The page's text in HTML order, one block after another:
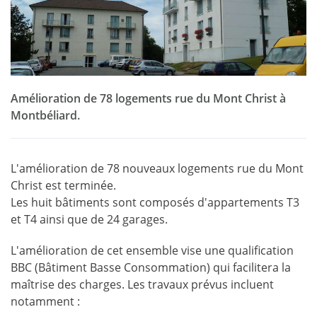
Amélioration de 78 logements rue du Mont Christ à
Montbéliard.
L'amélioration de 78 nouveaux logements rue du Mont
Christ est terminée.
Les huit bâtiments sont composés d'appartements T3
et T4 ainsi que de 24 garages.
L'amélioration de cet ensemble vise une qualification
BBC (Bâtiment Basse Consommation) qui facilitera la
maîtrise des charges. Les travaux prévus incluent
notamment :